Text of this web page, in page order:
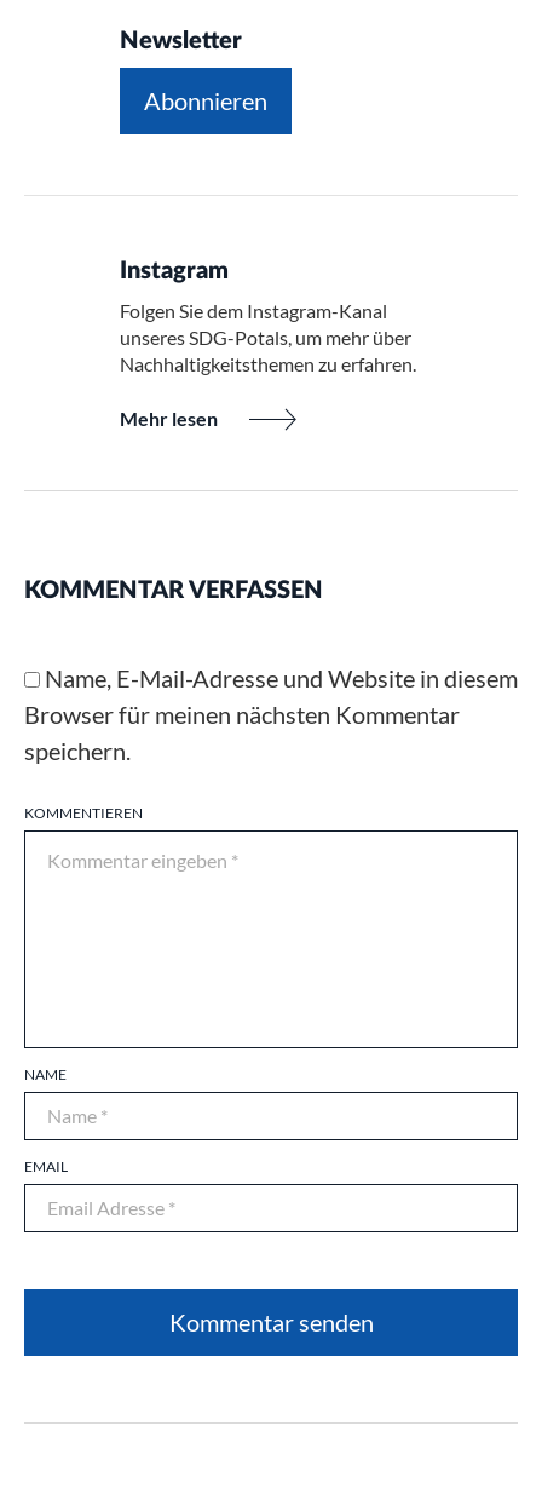
Newsletter
Abonnieren
Instagram
Folgen Sie dem Instagram-Kanal
unseres SDG-Potals, um mehr über
Nachhaltigkeitsthemen zu erfahren.
Mehr lesen
KOMMENTAR VERFASSEN
KOMMENTIEREN
NAME
EMAIL
Name, E-Mail-Adresse und Website in diesem
Browser für meinen nächsten Kommentar
speichern.